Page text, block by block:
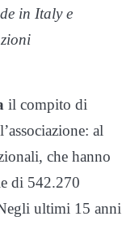
in Italy e
il compito di
al
che hanno
di 542.270
ultimi 15 anni